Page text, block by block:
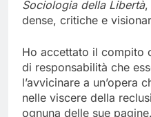
Sociologia della Libertà,
dense, critiche e
Ho accettato il compito
di responsabilità che
l’avvicinare a un’opera
nelle viscere della
ognuna delle sue